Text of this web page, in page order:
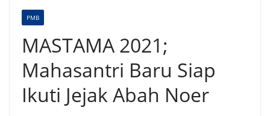
PMB
MASTAMA 2021;
Mahasantri Baru Siap
Ikuti Jejak Abah Noer